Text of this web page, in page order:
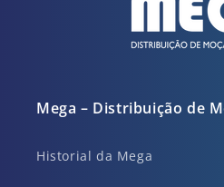
Mega – Distribuição de
Historial da Mega